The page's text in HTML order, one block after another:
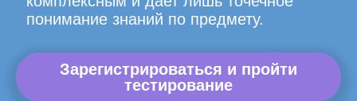
понимание знаний по предмету.
Зарегистрироваться и пройти
тестирование